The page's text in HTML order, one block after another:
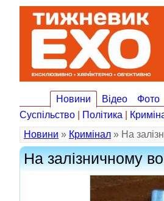
Новини Відео Фото
Суспільство
Політика
Новини » Кримінал » На
На залізничному